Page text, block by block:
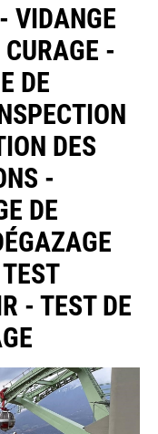
VIDANGE
-
DE
DES
-
DE
- TEST DE